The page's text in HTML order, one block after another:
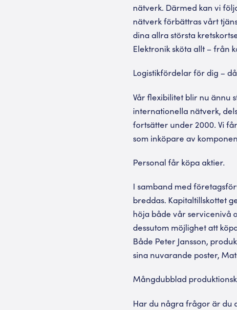
nätverk. Därmed kan vi
nätverk förbättras vårt
dina allra största
Elektronik sköta allt – från
Logistikfördelar för dig –
Vår flexibilitet blir nu ännu
internationella nätverk,
fortsätter under 2000. Vi
som inköpare av
Personal får köpa aktier.
I samband med
breddas. Kapitaltillskottet
höja både vår servicenivå
dessutom möjlighet att
Både Peter Jansson,
sina nuvarande poster,
Mångdubblad
Har du några frågor är du